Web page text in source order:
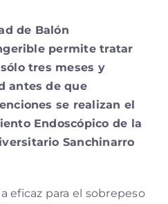
de Balón
permite tratar
tres meses y
antes de que
se realizan el
Endoscópico de la
Sanchinarro
eficaz para el sobrepeso